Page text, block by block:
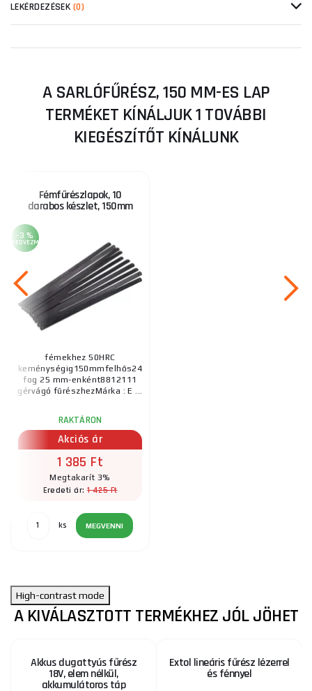
LEKÉRDEZÉSEK (0)
A SARLÓFŰRÉSZ, 150 MM-ES LAP
TERMÉKET KÍNÁLJUK 1 TOVÁBBI
KIEGÉSZÍTŐT KÍNÁLUNK
Fémfűrészlapok, 10
darabos készlet, 150mm
-3 %
KEDVEZMÉNY
fémekhez 50HRC
keménységig150mmfelhős24
fog 25 mm-enként8812111
gérvágó fűrészhezMárka : E ...
RAKTÁRON
Akciós ár
1 385 Ft
Megtakarít 3%
Eredeti ár:1 425 Ft
ks MEGVENNI
High-contrast mode
A KIVÁLASZTOTT TERMÉKHEZ JÓL JÖHET
Akkus dugattyús fűrész
18V, elem nélkül,
akkumulátoros táp
Extol lineáris fűrész lézerrel
és fénnyel